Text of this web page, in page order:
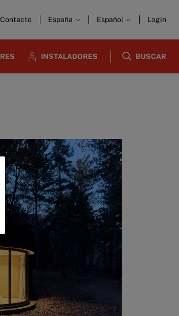
Contacto España Español Login
INSTALADORES BUSCAR